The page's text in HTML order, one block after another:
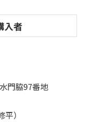
入者
門脇97番地
）